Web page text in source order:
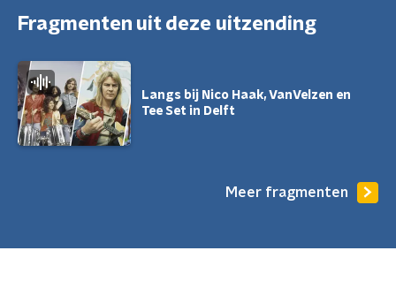
Fragmenten uit deze uitzending
Langs bij Nico Haak, VanVelzen en
Tee Set in Delft
Meer fragmenten